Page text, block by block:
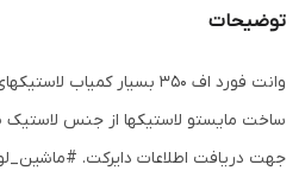
توضیحات
ساخت مایستو لاستیکها از جنس
جهت دریافت اطلاعات دایرکت.